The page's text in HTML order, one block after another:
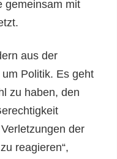
gemeinsam mit
aus der
Politik. Es geht
zu haben, den
der
reagieren“,